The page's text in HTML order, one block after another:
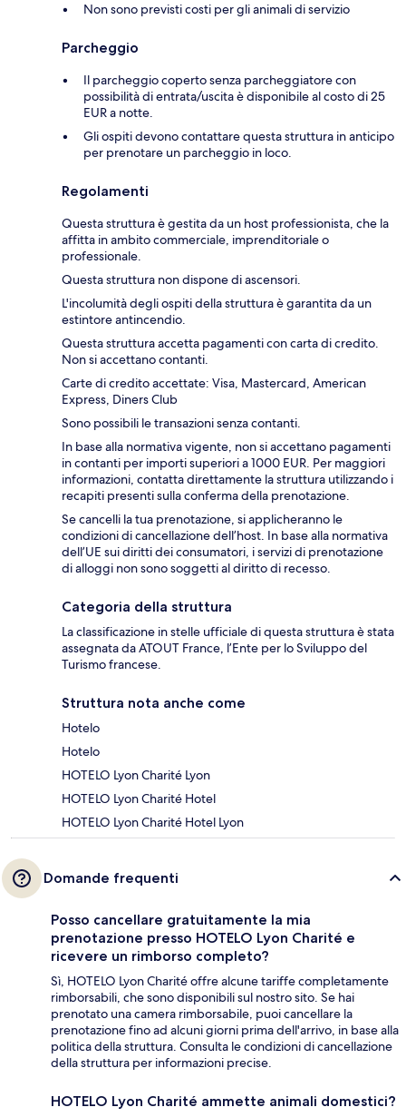
Non sono previsti costi per gli animali di servizio
Parcheggio
Il parcheggio coperto senza parcheggiatore con
possibilità di entrata/uscita è disponibile al costo di 25
EUR a notte.
Gli ospiti devono contattare questa struttura in anticipo
per prenotare un parcheggio in loco.
Regolamenti
Questa struttura è gestita da un host professionista, che la
affitta in ambito commerciale, imprenditoriale o
professionale.
Questa struttura non dispone di ascensori.
L'incolumità degli ospiti della struttura è garantita da un
estintore antincendio.
Questa struttura accetta pagamenti con carta di credito.
Non si accettano contanti.
Carte di credito accettate: Visa, Mastercard, American
Express, Diners Club
Sono possibili le transazioni senza contanti.
In base alla normativa vigente, non si accettano pagamenti
in contanti per importi superiori a 1000 EUR. Per maggiori
informazioni, contatta direttamente la struttura utilizzando i
recapiti presenti sulla conferma della prenotazione.
Se cancelli la tua prenotazione, si applicheranno le
condizioni di cancellazione dell’host. In base alla normativa
dell’UE sui diritti dei consumatori, i servizi di prenotazione
di alloggi non sono soggetti al diritto di recesso.
Categoria della struttura
La classificazione in stelle ufficiale di questa struttura è stata
assegnata da ATOUT France, l’Ente per lo Sviluppo del
Turismo francese.
Struttura nota anche come
Hotelo
Hotelo
HOTELO Lyon Charité Lyon
HOTELO Lyon Charité Hotel
HOTELO Lyon Charité Hotel Lyon
Domande frequenti
Posso cancellare gratuitamente la mia
prenotazione presso HOTELO Lyon Charité e
ricevere un rimborso completo?
Sì, HOTELO Lyon Charité offre alcune tariffe completamente
rimborsabili, che sono disponibili sul nostro sito. Se hai
prenotato una camera rimborsabile, puoi cancellare la
prenotazione fino ad alcuni giorni prima dell'arrivo, in base alla
politica della struttura. Consulta le condizioni di cancellazione
della struttura per informazioni precise.
HOTELO Lyon Charité ammette animali domestici?